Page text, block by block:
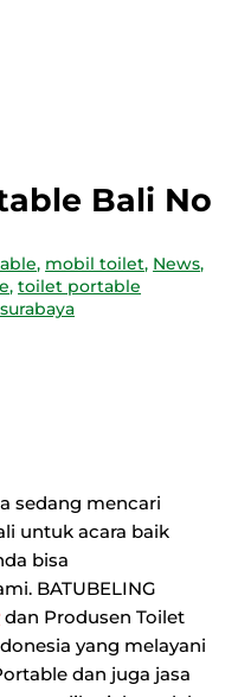
Bali No
, mobil toilet, News,
,toilet portable
sedang mencari
untuk acara baik
bisa
BATUBELING
dan Produsen Toilet
yang melayani
dan juga jasa